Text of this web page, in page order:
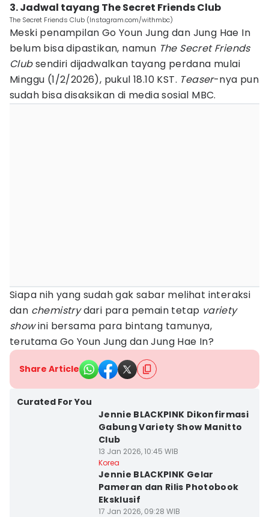
3. Jadwal tayang The Secret Friends Club
The Secret Friends Club (Instagram.com/withmbc)
Meski penampilan Go Youn Jung dan Jung Hae In
belum bisa dipastikan, namun The Secret Friends
Clubsendiri dijadwalkan tayang perdana mulai
Minggu (1/2/2026), pukul 18.10 KST. Teaser-nya pun
sudah bisa disaksikan di media sosial MBC.
Siapa nih yang sudah gak sabar melihat interaksi
dan chemistrydari para pemain tetap variety
showini bersama para bintang tamunya,
terutama Go Youn Jung dan Jung Hae In?
Share Article
Curated For You
Jennie BLACKPINK Dikonfirmasi
Gabung Variety Show Manitto
Club
13 Jan 2026, 10:45 WIB
Korea
Jennie BLACKPINK Gelar
Pameran dan Rilis Photobook
Eksklusif
17 Jan 2026, 09:28 WIB